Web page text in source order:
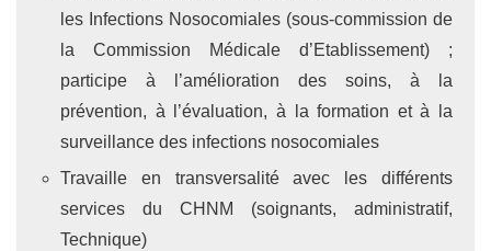
les Infections Nosocomiales (sous-commission de
la Commission Médicale d’Etablissement) ;
participe à l’amélioration des soins, à la
prévention, à l’évaluation, à la formation et à la
surveillance des infections nosocomiales
Travaille en transversalité avec les différents
services du CHNM (soignants, administratif,
Technique)